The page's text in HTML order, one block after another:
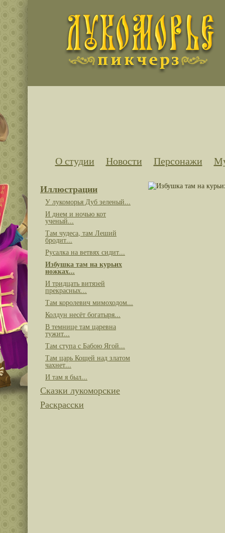
О студии Новости Персонажи
Иллюстрации
У лукоморья Дуб зеленый...
И днем и ночью кот
ученый...
Там чудеса, там Леший
бродит...
Русалка на ветвях сидит...
Избушка там на курьих
ножках...
И тридцать витязей
прекрасных...
Там королевич мимоходом...
Колдун несёт богатыря...
В темнице там царевна
тужит...
Там ступа с Бабою Ягой...
Там царь Кощей над златом
чахнет...
И там я был...
Сказки лукоморские
Раскрасски